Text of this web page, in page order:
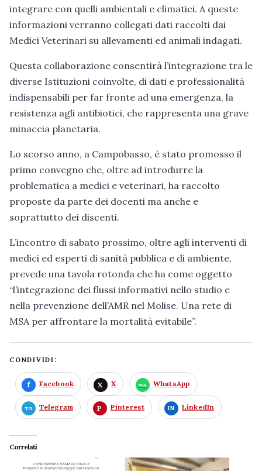
integrare con quelli ambientali e climatici. A queste
informazioni verranno collegati dati raccolti dai
Medici Veterinari su allevamenti ed animali indagati.
Questa collaborazione consentirà l’integrazione tra le
diverse Istituzioni coinvolte, di dati e professionalità
indispensabili per far fronte ad una emergenza, la
resistenza agli antibiotici, che rappresenta una grave
minaccia planetaria.
Lo scorso anno, a Campobasso, è stato promosso il
primo convegno che, oltre ad introdurre la
problematica a medici e veterinari, ha raccolto
proposte da parte dei docenti ma anche e
soprattutto dei discenti.
L’incontro di sabato prossimo, oltre agli interventi di
medici ed esperti di sanità pubblica e di ambiente,
prevede una tavola rotonda che ha come oggetto
“l’integrazione dei flussi informativi nello studio e
nella prevenzione dell’AMR nel Molise. Una rete di
MSA per affrontare la mortalità evitabile”.
CONDIVIDI:
Facebook X WhatsApp
Telegram Pinterest LinkedIn
Correlati